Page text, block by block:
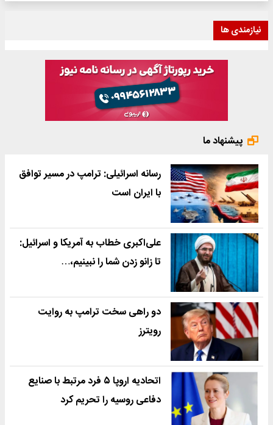
نیازمندی ها
پیشنهاد ما
رسانه اسرائیلی: ترامپ در مسیر توافق
با ایران است
علی‌اکبری خطاب به آمریکا و اسرائیل:
تا زانو زدن شما را نبینیم،…
دو راهی سخت ترامپ به روایت
رویترز
اتحادیه اروپا ۵ فرد مرتبط با صنایع
دفاعی روسیه را تحریم کرد